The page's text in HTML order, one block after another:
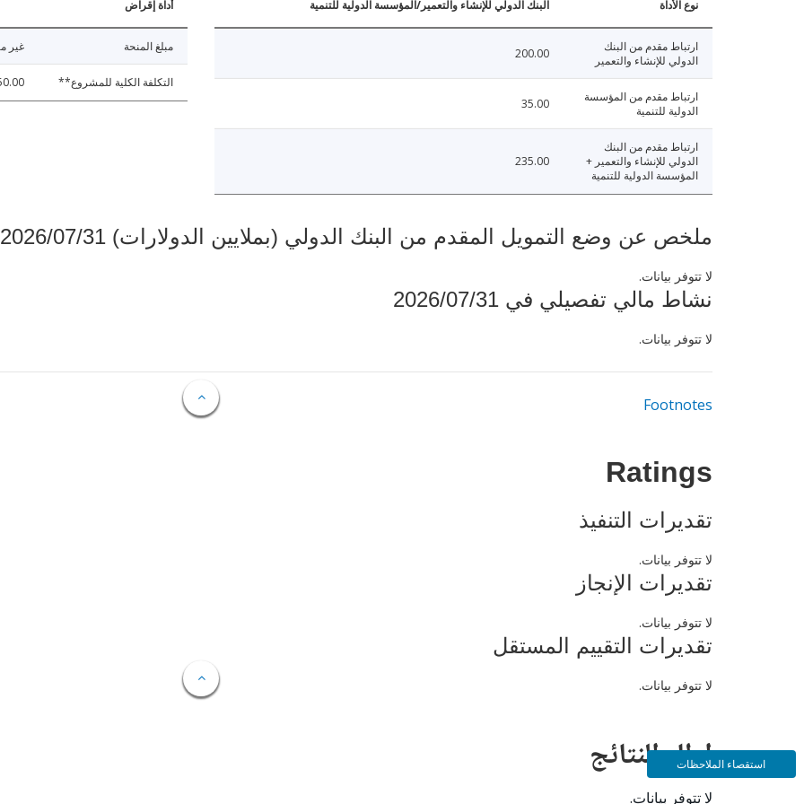
نوع الأداة البنك الدولي للإنشاء والتعمير/المؤسسة الدولية للتنمية
ارتباط مقدم من البنك
الدولي للإنشاء والتعمير
200.00
ارتباط مقدم من المؤسسة
الدولية للتنمية
35.00
ارتباط مقدم من البنك
الدولي للإنشاء والتعمير +
المؤسسة الدولية للتنمية
235.00
أداة إقراض
مبلغ المنحة غير
التكلفة الكلية للمشروع**
ملخص عن وضع التمويل المقدم من البنك الدولي (بملايين الدولارات) 2026/07/31
لا تتوفر بيانات.
نشاط مالي تفصيلي في 2026/07/31
لا تتوفر بيانات.
Footnotes
Ratings
تقديرات التنفيذ
لا تتوفر بيانات.
تقديرات الإنجاز
لا تتوفر بيانات.
تقديرات التقييم المستقل
لا تتوفر بيانات.
إطار النتائج
لا تتوفر بيانات.
استقصاء الملاحظات